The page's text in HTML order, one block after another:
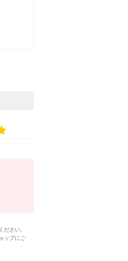
さい。
ップにご